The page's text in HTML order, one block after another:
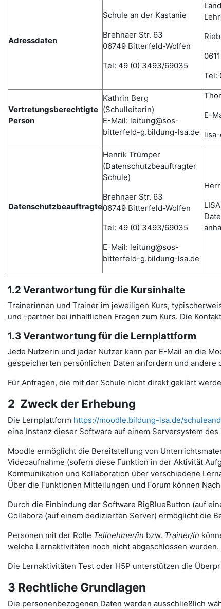
Adressdaten
Schule an der Kastanie
Brehnaer Str. 63
06749 Bitterfeld-Wolfen
Tel: 49 (0) 3493/69035
Tel:
Vertretungsberechtigte
Person
Kathrin Berg
(Schulleiterin)
E-Mail: leitung@sos-
bitterfeld-g.bildung-lsa.de
E-
Datenschutzbeauftragte
Henrik Trümper
(Datenschutzbeauftragter
Schule)
Brehnaer Str. 63
06749 Bitterfeld-Wolfen
Tel: 49 (0) 3493/69035
E-Mail: leitung@sos-
bitterfeld-g.bildung-lsa.de
1.2 Verantwortung für die Kursinhalte
Trainerinnen und Trainer im jeweiligen Kurs,
und -partner bei inhaltlichen Fragen zum Kurs. Die
1.3 Verantwortung für die Lernplattform
Jede Nutzerin und jeder Nutzer kann per E-Mail an die
gespeicherten persönlichen Daten anfordern und
Für Anfragen, die mit der Schule nicht direkt geklärt
2 Zweck der Erhebung
Die Lernplattform https://moodle.bildung-lsa.de/
eine Instanz dieser Software auf einem Serversystem
Moodle ermöglicht die Bereitstellung von
Videoaufnahme (sofern diese Funktion in der Aktivität
Kommunikation und Kollaboration über verschiedene
Über die Funktionen Mitteilungen und Forum können
Durch die Einbindung der Software BigBlueButton (auf
Collabora (auf einem dedizierten Server) ermöglicht die
Personen mit der Rolle Teilnehmer/in bzw. Trainer/in
welche Lernaktivitäten noch nicht abgeschlossen wurden.
Die Lernaktivitäten Test oder H5P unterstützen die
3 Rechtliche Grundlagen
Die personenbezogenen Daten werden ausschließlich